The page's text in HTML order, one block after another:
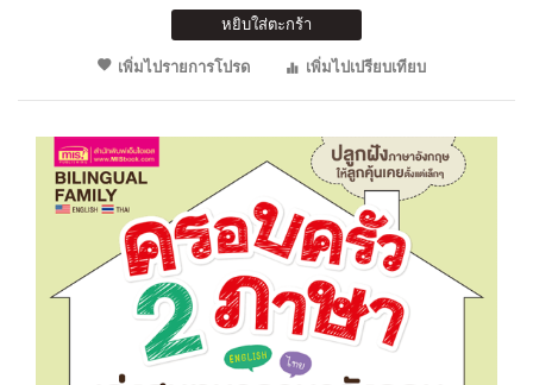
หยิบใส่ตะกร้า
เพิ่มไปรายการโปรด
เพิ่มไปเปรียบเทียบ